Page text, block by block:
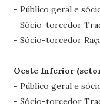
- Público geral e
- Sócio-torcedor
- Sócio-torcedor
Oeste Inferior
- Público geral e
- Sócio-torcedor